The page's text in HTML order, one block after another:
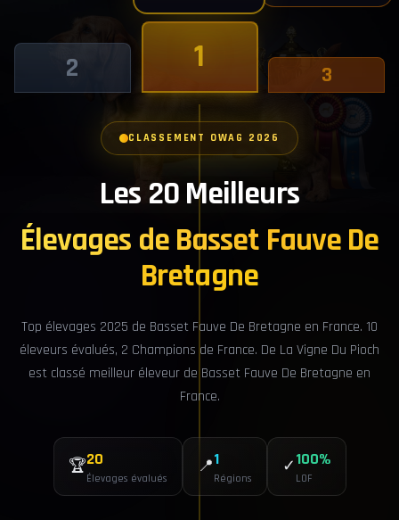
CLASSEMENT OWAG 2026
Les 20 Meilleurs
Élevages de Basset Fauve De
Bretagne
Top élevages 2025 de Basset Fauve De Bretagne en France. 10
éleveurs évalués, 2 Champions de France. De La Vigne Du Pioch
est classé meilleur éleveur de Basset Fauve De Bretagne en
France.
🏆20
Élevages évalués
📍1
Régions
✓100%
LOF
1
2 3